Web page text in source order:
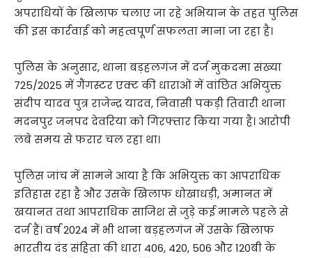
अपराधियों के खिलाफ चलाए जा रहे अभियान के तहत पुलिस
की इस कार्रवाई को महत्वपूर्ण सफलता माना जा रहा है।
पुलिस के अनुसार, थाना बड़हलगंज में दर्ज मुकदमा संख्या
725/2025 में गैंगस्टर एक्ट की धाराओं में वांछित अभियुक्त
संदीप यादव पुत्र राजेन्द्र यादव, निवासी पकड़ी तिवारी थाना
मदनपुर जनपद देवरिया को गिरफ्तार किया गया है। आरोपी
लंबे समय से फरार चल रहा था।
पुलिस जांच में सामने आया है कि अभियुक्त का आपराधिक
इतिहास रहा है और उसके खिलाफ धोखाधड़ी, अमानत में
खयानत तथा आपराधिक साजिश से जुड़े कई मामले पहले से
दर्ज हैं। वर्ष 2024 में भी थाना बड़हलगंज में उसके खिलाफ
भारतीय दंड संहिता की धारा 406, 420, 506 और 120बी के